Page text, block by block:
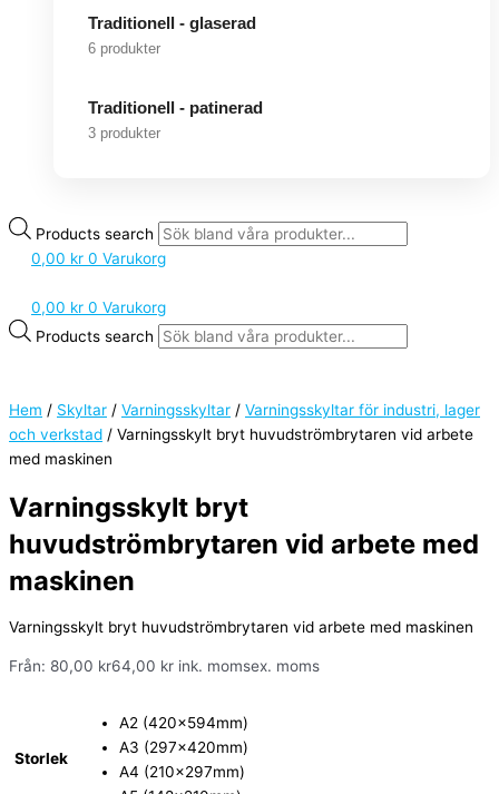
Traditionell - glaserad
6 produkter
Traditionell - patinerad
3 produkter
Products search
0,00 kr 0 Varukorg
0,00 kr 0 Varukorg
Products search
Hem / Skyltar / Varningsskyltar / Varningsskyltar för industri, lager
och verkstad / Varningsskylt bryt huvudströmbrytaren vid arbete
med maskinen
Varningsskylt bryt
huvudströmbrytaren vid arbete med
maskinen
Varningsskylt bryt huvudströmbrytaren vid arbete med maskinen
Från: 80,00 kr64,00 kr ink. momsex. moms
Storlek
A2 (420x594mm)
A3 (297x420mm)
A4 (210x297mm)